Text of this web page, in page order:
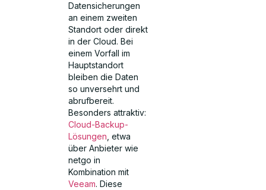
Datensicherungen
an einem zweiten
Standort oder direkt
in der Cloud. Bei
einem Vorfall im
Hauptstandort
bleiben die Daten
so unversehrt und
abrufbereit.
Besonders attraktiv:
Cloud-Backup-
Lösungen , etwa
über Anbieter wie
netgo in
Kombination mit
Veeam. Diese